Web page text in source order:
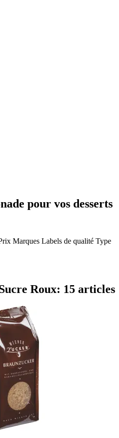
pour vos desserts
Marques Labels de qualité Type
Roux: 15 articles